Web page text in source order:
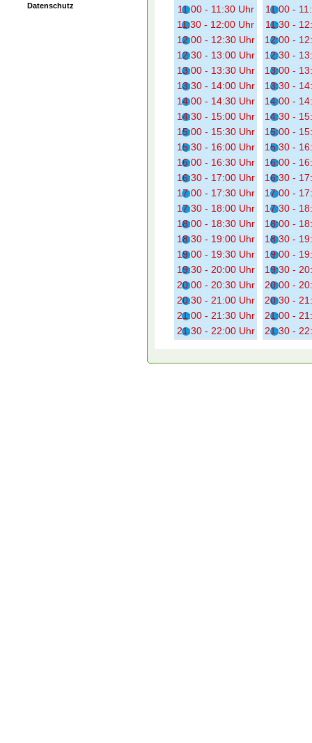
Datenschutz
11:00 - 11:30 Uhr
11:30 - 12:00 Uhr
12:00 - 12:30 Uhr
12:30 - 13:00 Uhr
13:00 - 13:30 Uhr
13:30 - 14:00 Uhr
14:00 - 14:30 Uhr
14:30 - 15:00 Uhr
15:00 - 15:30 Uhr
15:30 - 16:00 Uhr
16:00 - 16:30 Uhr
16:30 - 17:00 Uhr
17:00 - 17:30 Uhr
17:30 - 18:00 Uhr
18:00 - 18:30 Uhr
18:30 - 19:00 Uhr
19:00 - 19:30 Uhr
19:30 - 20:00 Uhr
20:00 - 20:30 Uhr
20:30 - 21:00 Uhr
21:00 - 21:30 Uhr
21:30 - 22:00 Uhr
11:00 -
11:30 -
12:00 -
12:30 -
13:00 -
13:30 -
14:00 -
14:30 -
15:00 -
15:30 -
16:00 -
16:30 -
17:00 -
17:30 -
18:00 -
18:30 -
19:00 -
19:30 -
20:00 -
20:30 -
21:00 -
21:30 -